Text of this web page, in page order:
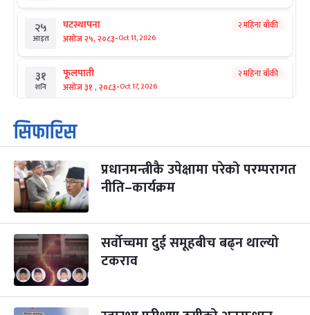
२५
आइत
घटस्थापना
असोज २५, २०८३-Oct 11, 2026
२ महिना बाँकी
३१
शनि
फूलपाती
असोज ३१ , २०८३-Oct 17, 2026
२ महिना बाँकी
१
आइत
कार्तिक सङ्क्रान्ति
कार्तिक १, २०८३
३
मंगल
महानवमी
कार्तिक ३, २०८३-Oct 20, 2026
२ महिना बाँकी
४
बुध कार्तिक ४, २०८३ -Oct 21, 2026
५
बिहि
पापा‌ङ्कुशा एकादशी व्रत
कार्तिक ५, २०८३
सिफारिस
प्रधानमन्त्रीकै उपेक्षामा परेको परम्परागत
नीति–कार्यक्रम
सर्वोच्चमा दुई समूहबीच बढ्न थाल्यो
टकराव